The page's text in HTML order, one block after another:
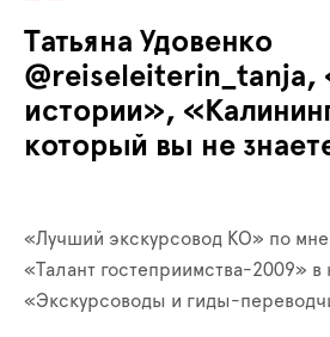
Татьяна Удовенко
@reiseleiterin_tanja,
истории»,
который вы не
«Лучший экскурсовод КО» по
«Талант гостеприимства-2009» в
«Экскурсоводы и гиды-